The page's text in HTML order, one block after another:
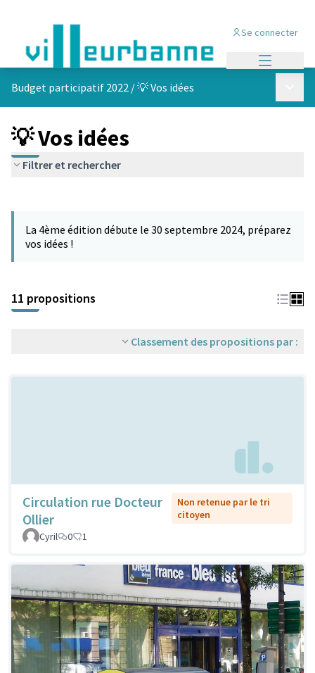
Se connecter
Budget participatif 2022 /💡 Vos idées
💡 Vos idées
Filtrer et rechercher
−
La 4ème édition débute le 30 septembre 2024, préparez
vos idées !
11 propositions
Classement des propositions par :
Circulation rue Docteur
Ollier
Non retenue par le tri
citoyen
Cyril
0 1